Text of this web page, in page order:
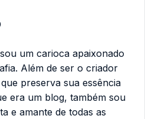
um carioca apaixonado
Além de ser o criador
preserva sua essência
era um blog, também sou
e amante de todas as